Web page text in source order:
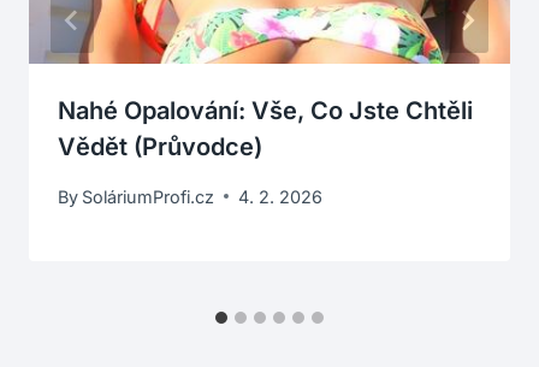
Nahé Opalování: Vše, Co Jste Chtěli
Vědět (Průvodce)
By SoláriumProfi.cz 4. 2. 2026